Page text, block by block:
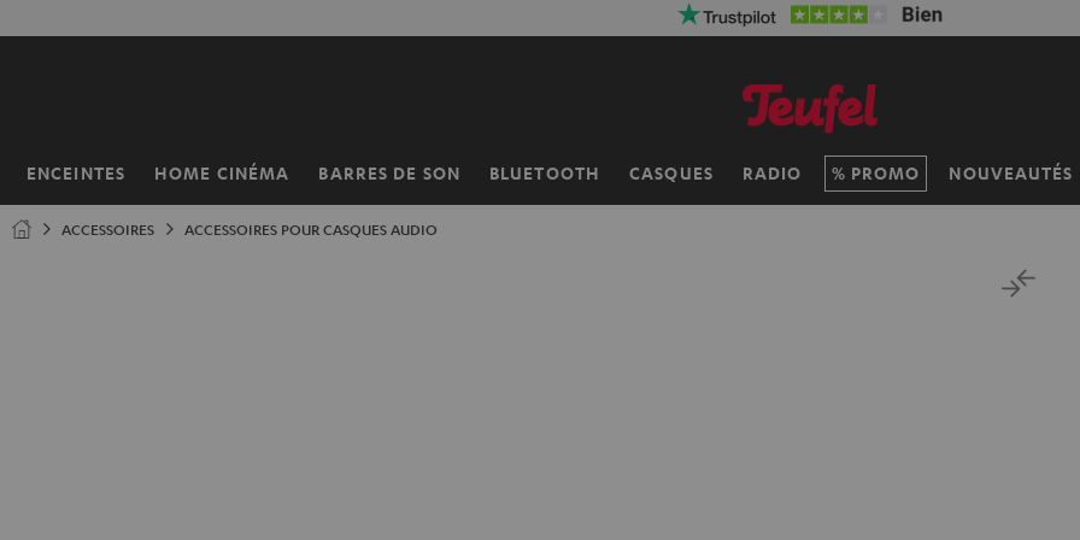
ENCEINTES HOME CINÉMA BARRES DE SON BLUETOOTH CASQUES RADIO PROMO NOUVEAUTÉS
Page
d’accueil
ACCESSOIRES ACCESSOIRES POUR CASQUES AUDIO